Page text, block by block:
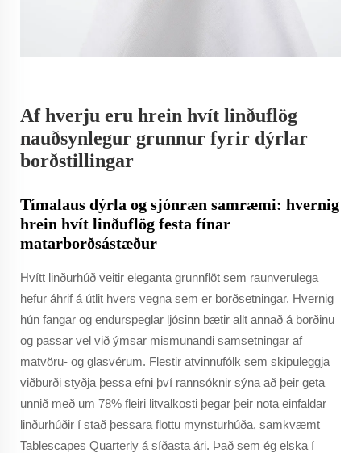
Af hverju eru hrein hvít linðuflög
nauðsynlegur grunnur fyrir dýrlar
borðstillingar
Tímalaus dýrla og sjónræn samræmi: hvernig
hrein hvít linðuflög festa fínar
matarborðsástæður
Hvítt linðurhúð veitir eleganta grunnflöt sem raunverulega
hefur áhrif á útlit hvers vegna sem er borðsetningar. Hvernig
hún fangar og endurspeglar ljósinn bætir allt annað á borðinu
og passar vel við ýmsar mismunandi samsetningar af
matvöru- og glasvérum. Flestir atvinnufólk sem skipuleggja
viðburði styðja þessa efni því rannsóknir sýna að þeir geta
unnið með um 78% fleiri litvalkosti þegar þeir nota einfaldar
linðurhúðir í stað þessara flottu mynsturhúða, samkvæmt
Tablescapes Quarterly á síðasta ári. Það sem ég elska í